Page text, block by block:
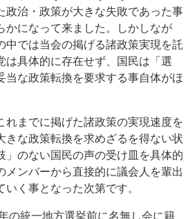
政治・政策が大きな失敗であった事
かになって来ました。しかしなが
中では当会の掲げる諸政策実現を託
は具体的に存在せず、国民は「選
当な政策転換を要求する事自体がほ
までに掲げた諸政策の実現速度を
きな政策転換を求めざるを得ない状
」のない国民の声の受け皿を具体的
メンバーから直接的に議会人を輩出
く事となった次第です。
の統一地方選挙前に名無し会に籍